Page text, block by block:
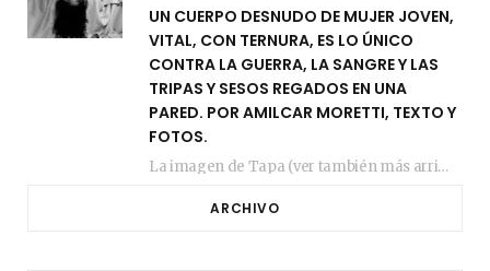
UN CUERPO DESNUDO DE MUJER JOVEN,
VITAL, CON TERNURA, ES LO ÚNICO
CONTRA LA GUERRA, LA SANGRE Y LAS
TRIPAS Y SESOS REGADOS EN UNA
PARED. POR AMILCAR MORETTI, TEXTO Y
FOTOS.
La imagen de Tapa (ver también más arriba) fue compuesta en estos días de febrero…
ARCHIVO